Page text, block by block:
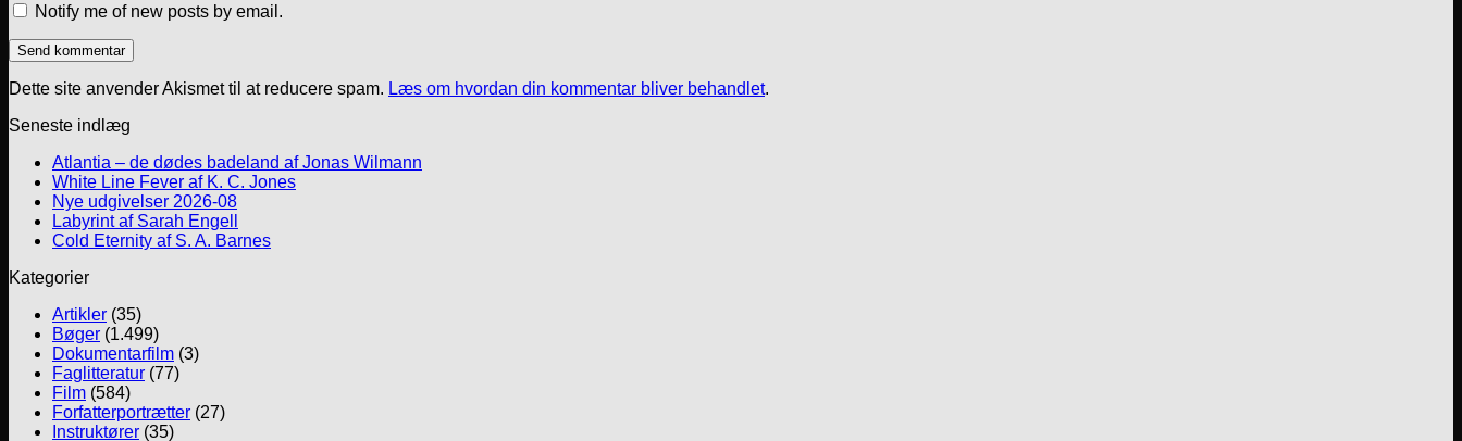
Notify me of new posts by email.
Dette site anvender Akismet til at reducere spam. Læs om hvordan din kommentar bliver behandlet.
Seneste indlæg
Atlantia – de dødes badeland af Jonas Wilmann
White Line Fever af K. C. Jones
Nye udgivelser 2026-08
Labyrint af Sarah Engell
Cold Eternity af S. A. Barnes
Kategorier
Artikler (35)
Bøger (1.499)
Dokumentarfilm (3)
Faglitteratur (77)
Film (584)
Forfatterportrætter (27)
Instruktører (35)